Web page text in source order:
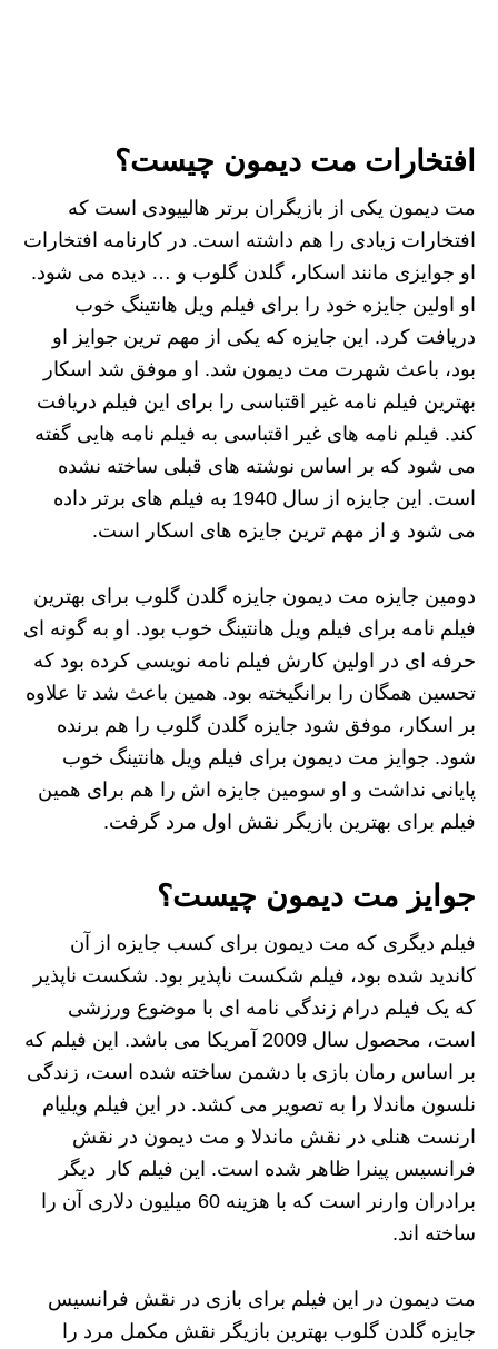
افتخارات مت دیمون چیست؟
مت دیمون یکی از بازیگران برتر هالییودی است که
افتخارات زیادی را هم داشته است. در کارنامه افتخارات
او جوایزی مانند اسکار، گلدن گلوب و … دیده می شود.
او اولین جایزه خود را برای فیلم ویل هانتینگ خوب
دریافت کرد. این جایزه که یکی از مهم ترین جوایز او
بود، باعث شهرت مت دیمون شد. او موفق شد اسکار
بهترین فیلم نامه غیر اقتباسی را برای این فیلم دریافت
کند. فیلم نامه های غیر اقتباسی به فیلم نامه هایی گفته
می شود که بر اساس نوشته های قبلی ساخته نشده
است. این جایزه از سال 1940 به فیلم های برتر داده
می شود و از مهم ترین جایزه های اسکار است.
دومین جایزه مت دیمون جایزه گلدن گلوب برای بهترین
فیلم نامه برای فیلم ویل هانتینگ خوب بود. او به گونه ای
حرفه ای در اولین کارش فیلم نامه نویسی کرده بود که
تحسین همگان را برانگیخته بود. همین باعث شد تا علاوه
بر اسکار، موفق شود جایزه گلدن گلوب را هم برنده
شود. جوایز مت دیمون برای فیلم ویل هانتینگ خوب
پایانی نداشت و او سومین جایزه اش را هم برای همین
فیلم برای بهترین بازیگر نقش اول مرد گرفت.
جوایز مت دیمون چیست؟
فیلم دیگری که مت دیمون برای کسب جایزه از آن
کاندید شده بود، فیلم شکست ناپذیر بود. شکست ناپذیر
که یک فیلم درام زندگی نامه ای با موضوع ورزشی
است، محصول سال 2009 آمریکا می باشد. این فیلم که
بر اساس رمان بازی با دشمن ساخته شده است، زندگی
نلسون ماندلا را به تصویر می کشد. در این فیلم ویلیام
ارنست هنلی در نقش ماندلا و مت دیمون در نقش
فرانسیس پینرا ظاهر شده است. این فیلم کار دیگر
برادران وارنر است که با هزینه 60 میلیون دلاری آن را
ساخته اند.
مت دیمون در این فیلم برای بازی در نقش فرانسیس
جایزه گلدن گلوب بهترین بازیگر نقش مکمل مرد را